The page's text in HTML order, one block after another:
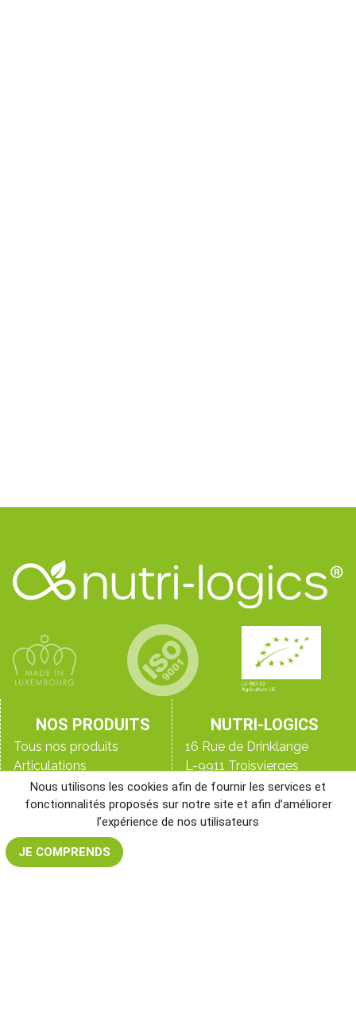
NOS PRODUITS
Tous nos produits
Articulations
Anti-âge
Détox
Immunité
Peau, ongles & cheveux
NUTRI-LOGICS
16 Rue de Drinklange
L-9911 Troisvierges
+32 (0) 78 70 90 20
+33 (0)9 70 44 16 45
+352 28 33 98 98
Nous utilisons les cookies afin de fournir les services et
fonctionnalités proposés sur notre site et afin d’améliorer
l’expérience de nos utilisateurs
JE COMPRENDS